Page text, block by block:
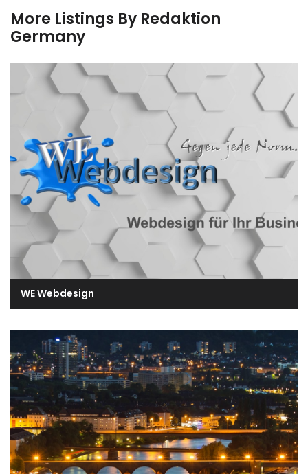
More Listings By Redaktion
Germany
WE Webdesign